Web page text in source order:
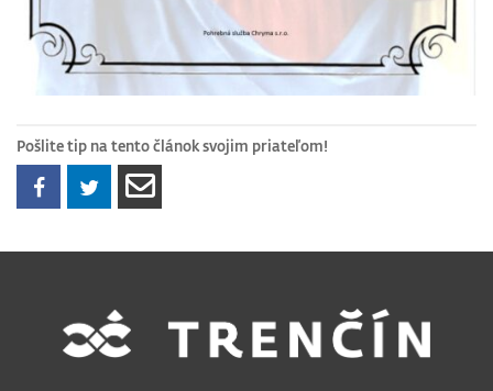
Pošlite tip na tento článok svojim priateľom!